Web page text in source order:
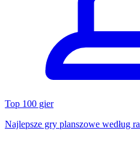
Top 100 gier
Najlepsze gry planszowe według